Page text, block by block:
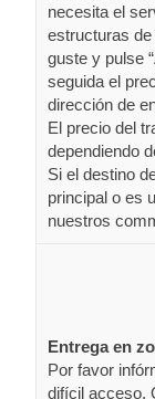
necesita el
estructuras
guste y pulse
seguida el
dirección de
El precio del
dependiendo
Si el destino
principal o es
nuestros
Entrega en
Por favor
difícil acceso.